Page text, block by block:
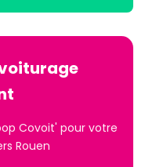
Covoit' pour votre
Rouen